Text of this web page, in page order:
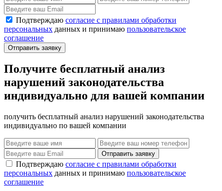
Подтверждаю согласие с правилами обработки
персональных данных и принимаю пользовательское
соглашение
Отправить заявку
Получите бесплатный анализ
нарушений законодательства
индивидуально для вашей компании
получить бесплатный анализ нарушений законодательства
индивидуально по вашей компании
Отправить заявку
Подтверждаю согласие с правилами обработки
персональных данных и принимаю пользовательское
соглашение